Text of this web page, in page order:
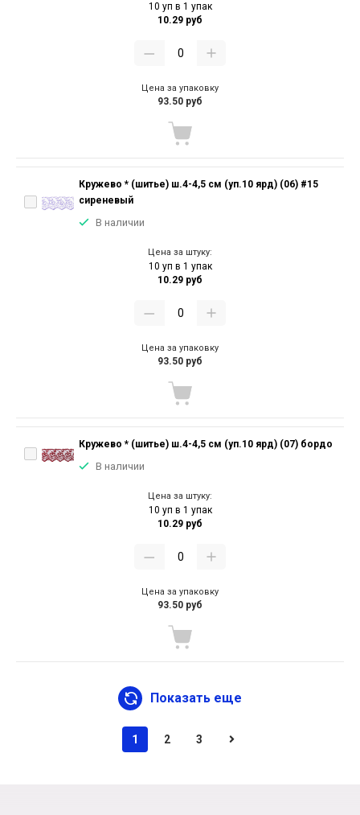
10 уп в 1 упак
10.29 руб
Цена за упаковку
93.50 руб
Кружево * (шитье) ш.4-4,5 см (уп.10 ярд) (06) #15
сиреневый
В наличии
Цена за штуку:
10 уп в 1 упак
10.29 руб
Цена за упаковку
93.50 руб
Кружево * (шитье) ш.4-4,5 см (уп.10 ярд) (07) бордо
В наличии
Цена за штуку:
10 уп в 1 упак
10.29 руб
Цена за упаковку
93.50 руб
Показать еще
1 2 3